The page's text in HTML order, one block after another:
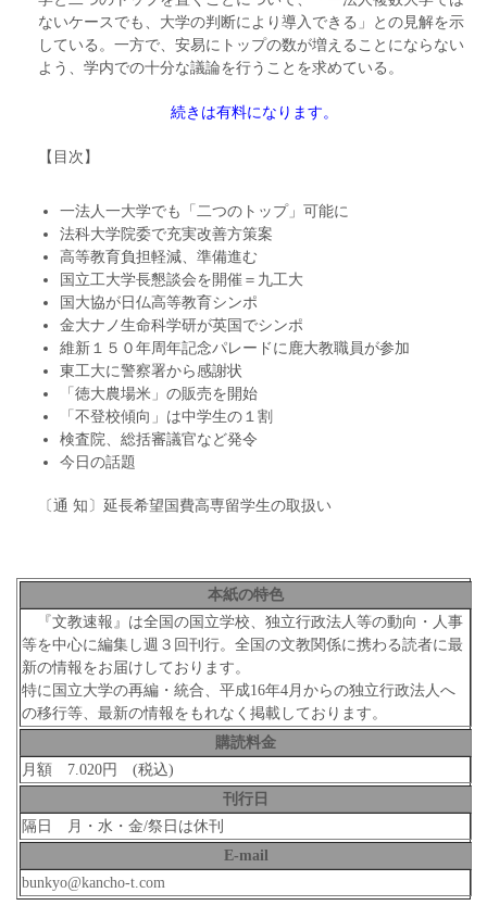
ないケースでも、大学の判断により導入できる」との見解を示
している。一方で、安易にトップの数が増えることにならない
よう、学内での十分な議論を行うことを求めている。
続きは有料になります。
【目次】
一法人一大学でも「二つのトップ」可能に
法科大学院委で充実改善方策案
高等教育負担軽減、準備進む
国立工大学長懇談会を開催＝九工大
国大協が日仏高等教育シンポ
金大ナノ生命科学研が英国でシンポ
維新１５０年周年記念パレードに鹿大教職員が参加
東工大に警察署から感謝状
「徳大農場米」の販売を開始
「不登校傾向」は中学生の１割
検査院、総括審議官など発令
今日の話題
〔通 知〕延長希望国費高専留学生の取扱い
本紙の特色
『文教速報』は全国の国立学校、独立行政法人等の動向・人事
等を中心に編集し週３回刊行。全国の文教関係に携わる読者に最
新の情報をお届けしております。
特に国立大学の再編・統合、平成16年4月からの独立行政法人へ
の移行等、最新の情報をもれなく掲載しております。
購読料金
月額 7.020円 (税込)
刊行日
隔日 月・水・金/祭日は休刊
E-mail
bunkyo@kancho-t.com